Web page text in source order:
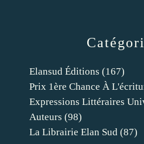
Elansud Éditions (167)
Prix 1ère Chance À
Expressions Littéraires
Auteurs (98)
La Librairie Elan Sud (87)